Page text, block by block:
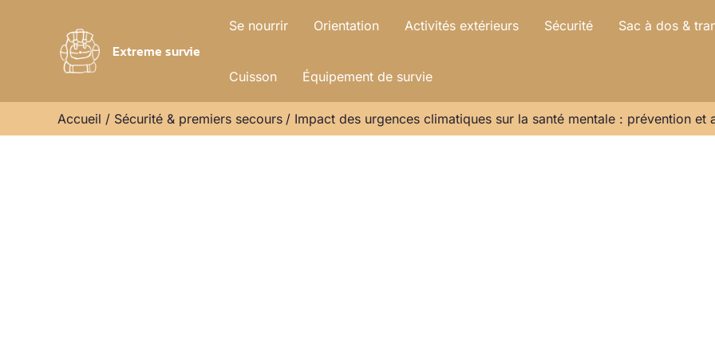
Extreme survie
Se nourrir Orientation Activités extérieurs Sécurité Sac à dos &
Cuisson Équipement de survie
Accueil Sécurité & premiers secours Impact des urgences climatiques sur la santé mentale : prévention et